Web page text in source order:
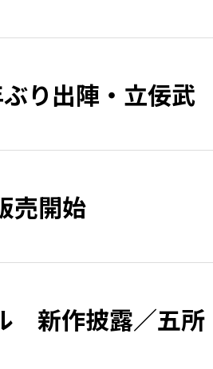
り出陣・立佞武
売開始
新作披露／五所